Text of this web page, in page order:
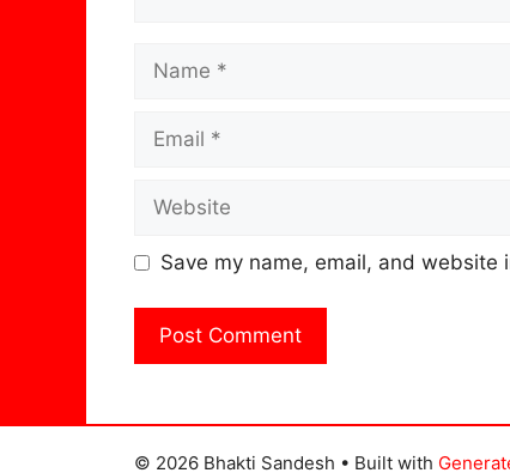
Save my name, email, and
© 2026 Bhakti Sandesh • Built with